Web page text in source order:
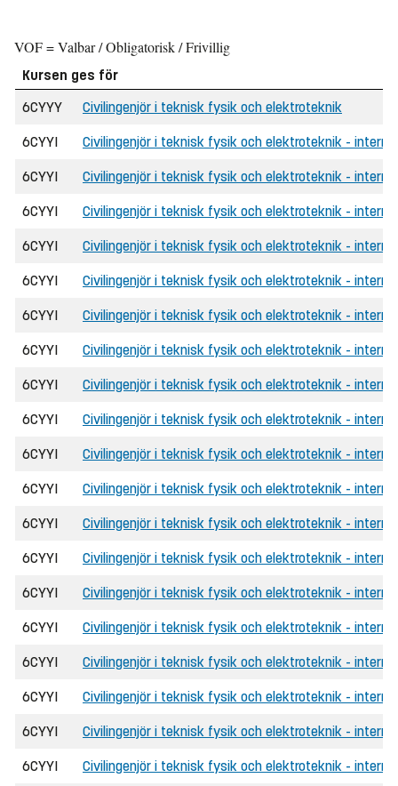
VOF = Valbar / Obligatorisk / Frivillig
Kursen ges för
6CYYY
Civilingenjör i teknisk fysik och elektroteknik
6CYYI Civilingenjör i teknisk fysik och elektroteknik -
6CYYI Civilingenjör i teknisk fysik och elektroteknik -
6CYYI Civilingenjör i teknisk fysik och elektroteknik -
6CYYI Civilingenjör i teknisk fysik och elektroteknik -
6CYYI Civilingenjör i teknisk fysik och elektroteknik -
6CYYI Civilingenjör i teknisk fysik och elektroteknik -
6CYYI Civilingenjör i teknisk fysik och elektroteknik -
6CYYI Civilingenjör i teknisk fysik och elektroteknik -
6CYYI Civilingenjör i teknisk fysik och elektroteknik -
6CYYI Civilingenjör i teknisk fysik och elektroteknik -
6CYYI Civilingenjör i teknisk fysik och elektroteknik -
6CYYI Civilingenjör i teknisk fysik och elektroteknik -
6CYYI Civilingenjör i teknisk fysik och elektroteknik -
6CYYI Civilingenjör i teknisk fysik och elektroteknik -
6CYYI Civilingenjör i teknisk fysik och elektroteknik -
6CYYI Civilingenjör i teknisk fysik och elektroteknik -
6CYYI Civilingenjör i teknisk fysik och elektroteknik -
6CYYI Civilingenjör i teknisk fysik och elektroteknik -
6CYYI Civilingenjör i teknisk fysik och elektroteknik -